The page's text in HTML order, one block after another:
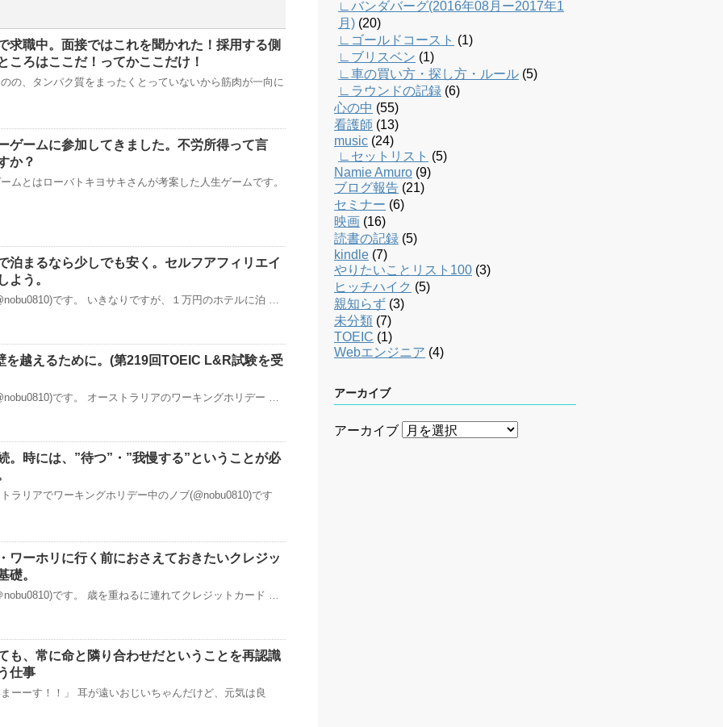
求職中。面接ではこれを聞かれた！採用する側
ころはここだ！ってかここだけ！
の、タンパク質をまったくとっていないから筋肉が一向に
ゲームに参加してきました。不労所得って言
か？
ムとはローバトキヨサキさんが考案した人生ゲームです。
泊まるなら少しでも安く。セルフアフィリエイ
よう。
です。 いきなりですが、１万円のホテルに泊 …
を越えるために。(第219回TOEIC L&R試験を受
です。 オーストラリアのワーキングホリデー …
。時には、”待つ”・”我慢する”ということが必
ラリアでワーキングホリデー中のノブ(@nobu0810)です
ワーホリに行く前におさえておきたいクレジッ
礎。
です。 歳を重ねるに連れてクレジットカード …
も、常に命と隣り合わせだということを再認識
仕事
ーーす！！」 耳が遠いおじいちゃんだけど、元気は良
∟バンダバーグ(2016年08月ー2017年1
月) (20)
∟ゴールドコースト (1)
∟ブリスベン (1)
∟車の買い方・探し方・ルール (5)
∟ラウンドの記録 (6)
心の中 (55)
看護師 (13)
music (24)
∟セットリスト (5)
Namie Amuro (9)
ブログ報告 (21)
セミナー (6)
映画 (16)
読書の記録 (5)
kindle (7)
やりたいことリスト100 (3)
ヒッチハイク (5)
親知らず (3)
未分類 (7)
TOEIC (1)
Webエンジニア (4)
アーカイブ
アーカイブ